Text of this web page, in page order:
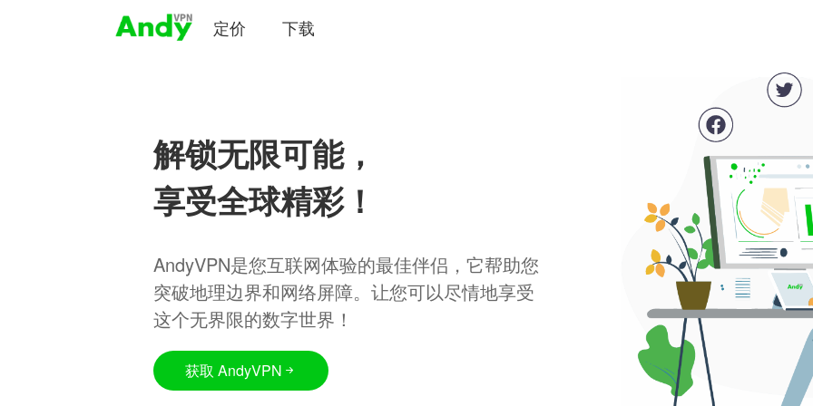
定价 下载
解锁无限可能，
享受全球精彩！
AndyVPN是您互联网体验的最佳伴侣，它帮助您
突破地理边界和网络屏障。让您可以尽情地享受
这个无界限的数字世界！
获取 AndyVPN